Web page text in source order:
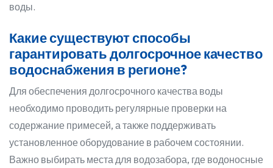
воды.
Какие существуют способы
гарантировать долгосрочное качество
водоснабжения в регионе?
Для обеспечения долгосрочного качества воды
необходимо проводить регулярные проверки на
содержание примесей, а также поддерживать
установленное оборудование в рабочем состоянии.
Важно выбирать места для водозабора, где водоносные